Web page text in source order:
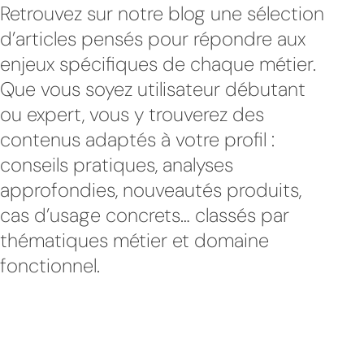
Retrouvez sur notre blog une sélection
d’articles pensés pour répondre aux
enjeux spécifiques de chaque métier.
Que vous soyez utilisateur débutant
ou expert, vous y trouverez des
contenus adaptés à votre profil :
conseils pratiques, analyses
approfondies, nouveautés produits,
cas d’usage concrets… classés par
thématiques métier et domaine
fonctionnel.